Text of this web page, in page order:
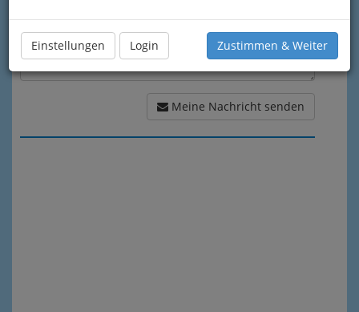
Einstellungen Login Zustimmen & Weiter
Meine Nachricht senden